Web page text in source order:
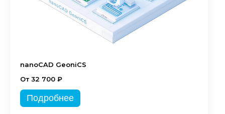
nanoCAD GeoniCS
От 32 700 ₽
Подробнее